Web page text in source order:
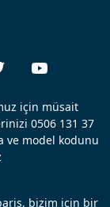
için müsait
0506 131 37
ve model kodunu
bizim için bir